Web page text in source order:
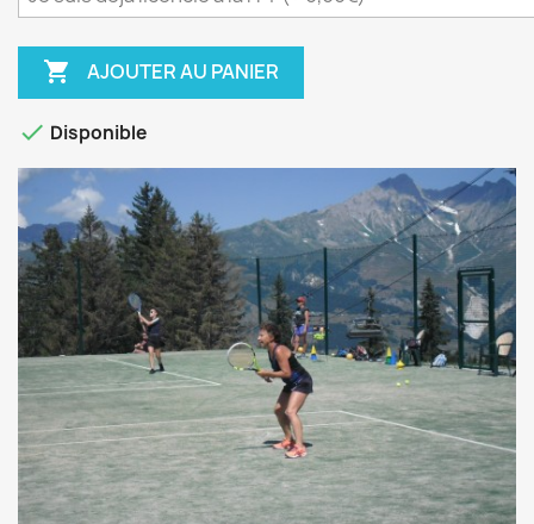
 AJOUTER AU PANIER
 Disponible